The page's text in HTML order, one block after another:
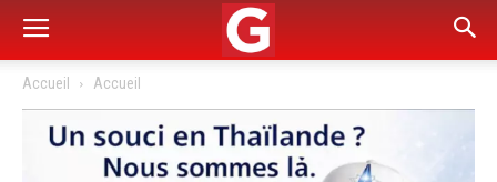
Accueil Accueil